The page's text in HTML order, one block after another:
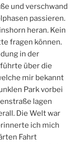
und verschwand
passieren.
heran. Kein
fragen können.
in der
über die
mir bekannt
Park vorbei
lagen
Die Welt war
ich mich
Fahrt